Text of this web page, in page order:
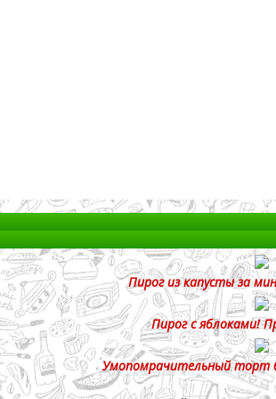
Пирог из капусты за
Пирог с яблоками!
Умопомрачительный торт